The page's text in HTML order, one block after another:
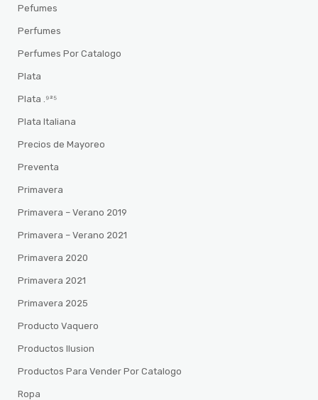
Pefumes
Perfumes
Perfumes Por Catalogo
Plata
Plata .⁹²⁵
Plata Italiana
Precios de Mayoreo
Preventa
Primavera
Primavera – Verano 2019
Primavera – Verano 2021
Primavera 2020
Primavera 2021
Primavera 2025
Producto Vaquero
Productos Ilusion
Productos Para Vender Por Catalogo
Ropa